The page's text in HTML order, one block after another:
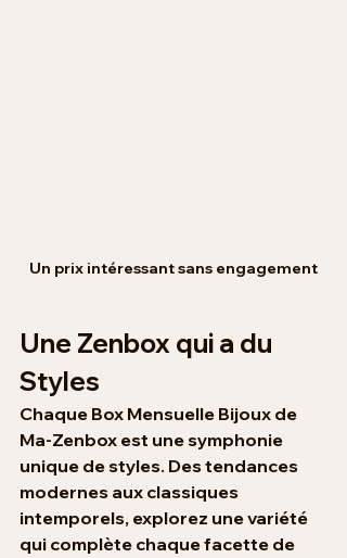
Un prix intéressant sans engagement
Une Zenbox qui a du
Styles
Chaque Box Mensuelle Bijoux de
Ma-Zenbox est une symphonie
unique de styles. Des tendances
modernes aux classiques
intemporels, explorez une variété
qui complète chaque facette de